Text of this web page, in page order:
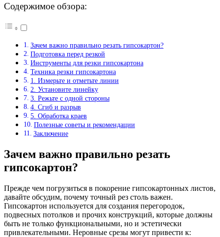
Содержимое обзора:
Зачем важно правильно резать гипсокартон?
Подготовка перед резкой
Инструменты для резки гипсокартона
Техника резки гипсокартона
1. Измерьте и отметьте линии
2. Установите линейку
3. Режьте с одной стороны
4. Сгиб и разрыв
5. Обработка краев
Полезные советы и рекомендации
Заключение
Зачем важно правильно резать
гипсокартон?
Прежде чем погрузиться в покорение гипсокартонных листов,
давайте обсудим, почему точный рез столь важен.
Гипсокартон используется для создания перегородок,
подвесных потолков и прочих конструкций, которые должны
быть не только функциональными, но и эстетически
привлекательными. Неровные срезы могут привести к: